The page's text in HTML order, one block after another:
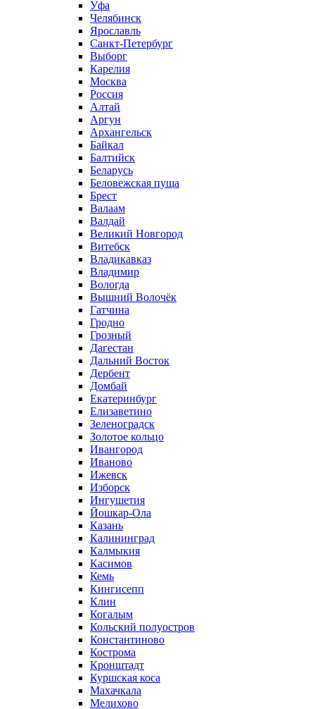
Уфа
Челябинск
Ярославль
Санкт-Петербург
Выборг
Карелия
Москва
Россия
Алтай
Аргун
Архангельск
Байкал
Балтийск
Беларусь
Беловежская пуща
Брест
Валаам
Валдай
Великий Новгород
Витебск
Владикавказ
Владимир
Вологда
Вышний Волочёк
Гатчина
Гродно
Грозный
Дагестан
Дальний Восток
Дербент
Домбай
Екатеринбург
Елизаветино
Зеленоградск
Золотое кольцо
Ивангород
Иваново
Ижевск
Изборск
Ингушетия
Йошкар-Ола
Казань
Калининград
Калмыкия
Касимов
Кемь
Кингисепп
Клин
Когалым
Кольский полуостров
Константиново
Кострома
Кронштадт
Куршская коса
Махачкала
Мелихово